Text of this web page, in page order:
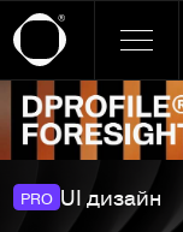
Ссылка баннера
PRO UI дизайн